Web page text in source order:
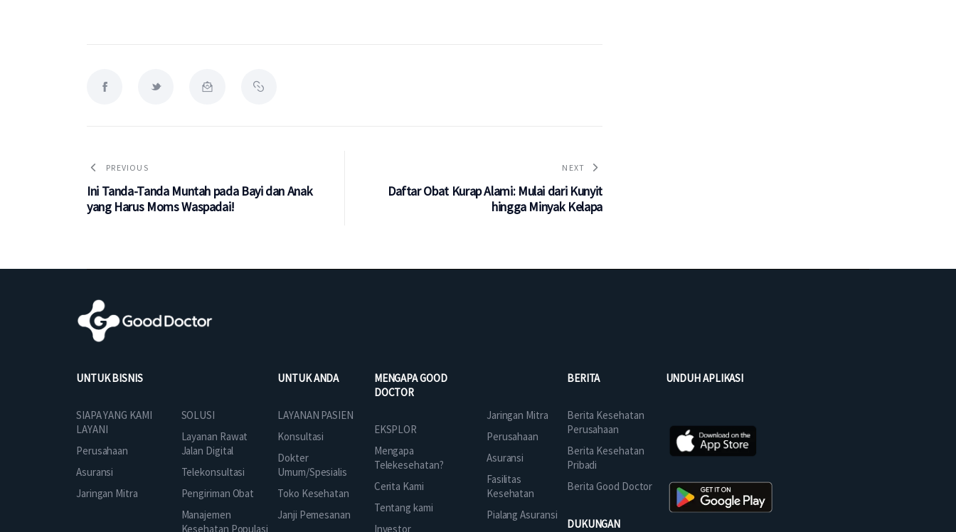
PREVIOUS
Ini Tanda-Tanda Muntah pada Bayi dan Anak
yang Harus Moms Waspadai!
NEXT
Daftar Obat Kurap Alami: Mulai dari Kunyit
hingga Minyak Kelapa
UNTUK BISNIS
SIAPA YANG KAMI
LAYANI
Perusahaan
Asuransi
Jaringan Mitra
SOLUSI
Layanan Rawat
Jalan Digital
Telekonsultasi
Pengiriman Obat
Manajemen
Kesehatan Populasi
UNTUK ANDA
LAYANAN PASIEN
Konsultasi
Dokter
Umum/Spesialis
Toko Kesehatan
Janji Pemesanan
MENGAPA GOOD
DOCTOR
EKSPLOR
Mengapa
Telekesehatan?
Cerita Kami
Tentang kami
Investor
Jaringan Mitra
Perusahaan
Asuransi
Fasilitas
Kesehatan
Pialang Asuransi
BERITA
Berita Kesehatan
Perusahaan
Berita Kesehatan
Pribadi
Berita Good Doctor
DUKUNGAN
UNDUH APLIKASI